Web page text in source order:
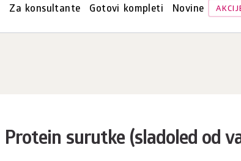
Za konsultante Gotovi kompleti Novine
surutke (sladoled od